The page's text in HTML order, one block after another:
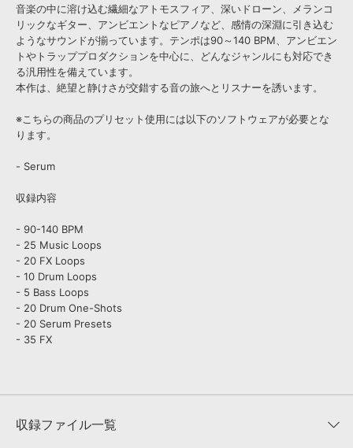
音楽の中に溶け込む繊細なアトモスフィア、深いドローン、メランコ
リックなギター、アンビエントなピアノなど、感情の深淵に引き込む
ようなサウンドが揃っています。テンポは90～140 BPM、アンビエン
トやトラッププロダクションを中心に、どんなジャンルにも対応でき
る汎用性を備えています。
本作は、絶望と静けさが交錯する音の旅へとリスナーを誘います。
※こちらの商品のプリセット使用には以下のソフトウェアが必要とな
ります。
- Serum
収録内容
- 90-140 BPM
- 25 Music Loops
- 20 FX Loops
- 10 Drum Loops
- 5 Bass Loops
- 20 Drum One-Shots
- 20 Serum Presets
- 35 FX
収録ファイル一覧